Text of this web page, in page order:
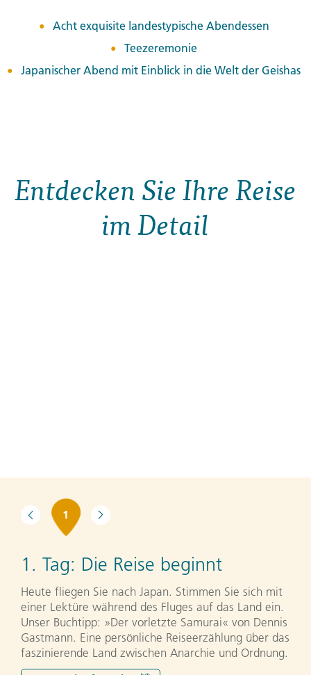
Acht exquisite landestypische Abendessen
Teezeremonie
Japanischer Abend mit Einblick in die Welt der Geishas
Entdecken Sie Ihre Reise
im Detail
1
1. Tag: Die Reise beginnt
Heute fliegen Sie nach Japan. Stimmen Sie sich mit
einer Lektüre während des Fluges auf das Land ein.
Unser Buchtipp: »Der vorletzte Samurai« von Dennis
Gastmann. Eine persönliche Reiseerzählung über das
faszinierende Land zwischen Anarchie und Ordnung.